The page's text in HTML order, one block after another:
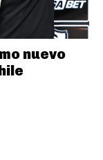
nuevo